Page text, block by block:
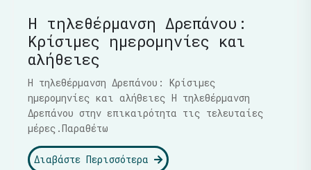
Η τηλεθέρμανση Δρεπάνου:
Κρίσιμες ημερομηνίες και
αλήθειες
Η τηλεθέρμανση Δρεπάνου: Κρίσιμες
ημερομηνίες και αλήθειες Η τηλεθέρμανση
Δρεπάνου στην επικαιρότητα τις τελευταίες
μέρες.Παραθέτω
Διαβάστε Περισσότερα